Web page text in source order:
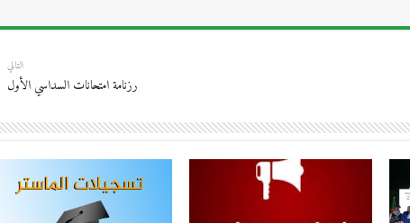
التالي
رزنامة امتحانات السداسي الأول